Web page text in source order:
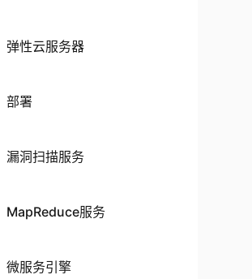
弹性云服务器
部署
漏洞扫描服务
MapReduce服务
微服务引擎